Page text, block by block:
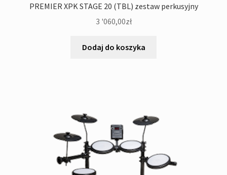
PREMIER XPK STAGE 20 (TBL) zestaw perkusyjny
3 '060,00zł
Dodaj do koszyka